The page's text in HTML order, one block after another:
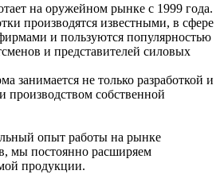
на оружейном рынке с 1999 года.
производятся известными, в сфере
и пользуются популярностью
и представителей силовых
занимается не только разработкой и
производством собственной
опыт работы на рынке
мы постоянно расширяем
продукции.